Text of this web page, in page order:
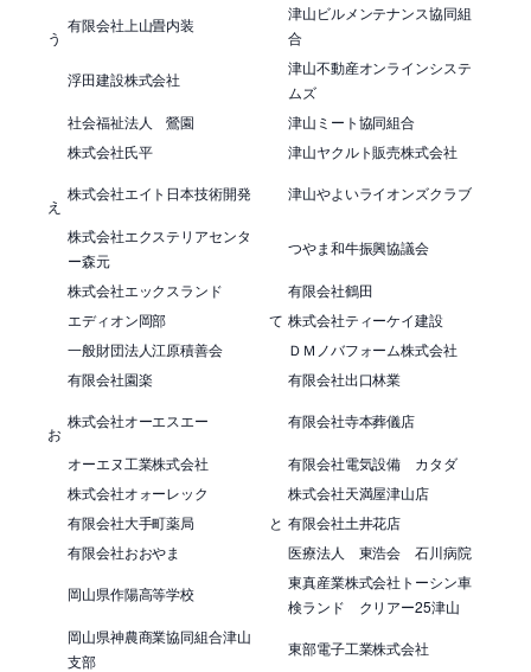
う
有限会社上山畳内装
津山ビルメンテナンス協同組
合
浮田建設株式会社
津山不動産オンラインシステ
ムズ
社会福祉法人 鶯園
津山ミート協同組合
株式会社氏平
津山ヤクルト販売株式会社
え
株式会社エイト日本技術開発 津山やよいライオンズクラブ
株式会社エクステリアセンタ
ー森元
つやま和牛振興協議会
株式会社エックスランド
有限会社鶴田
エディオン岡部
て 株式会社ティーケイ建設
一般財団法人江原積善会
ＤＭノバフォーム株式会社
有限会社園楽
有限会社出口林業
お
株式会社オーエスエー 有限会社寺本葬儀店
オーエヌ工業株式会社
有限会社電気設備 カタダ
株式会社オォーレック
株式会社天満屋津山店
有限会社大手町薬局
と 有限会社土井花店
有限会社おおやま
医療法人 東浩会 石川病院
岡山県作陽高等学校
東真産業株式会社トーシン車
検ランド クリアー25津山
岡山県神農商業協同組合津山
支部
東部電子工業株式会社